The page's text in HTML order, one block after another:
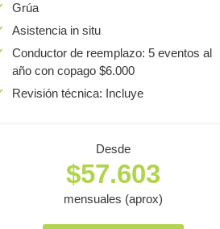
Grúa
Asistencia in situ
Conductor de reemplazo: 5 eventos al
año con copago $6.000
Revisión técnica: Incluye
Desde
$57.603
mensuales (aprox)